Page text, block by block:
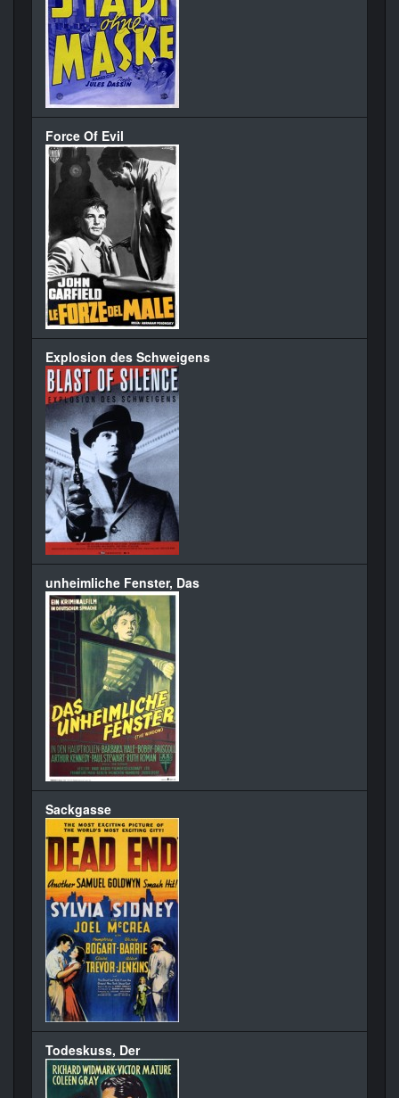
Force Of Evil
Explosion des Schweigens
unheimliche Fenster, Das
Sackgasse
Todeskuss, Der